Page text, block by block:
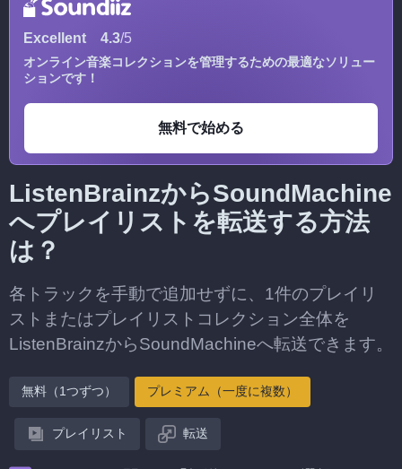
Excellent 4.3/5
オンライン音楽コレクションを管理するための最適なソリュー
ションです！
無料で始める
ListenBrainzからSoundMachine
へプレイリストを転送する方法
は？
各トラックを手動で追加せずに、1件のプレイリ
ストまたはプレイリストコレクション全体を
ListenBrainzからSoundMachineへ転送できます。
無料（1つずつ） プレミアム（一度に複数）
プレイリスト 転送